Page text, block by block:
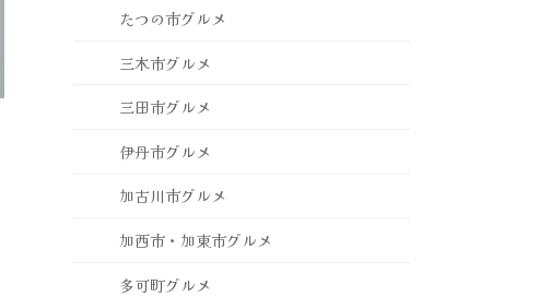
たつの市グルメ
三木市グルメ
三田市グルメ
伊丹市グルメ
加古川市グルメ
加西市・加東市グルメ
多可町グルメ